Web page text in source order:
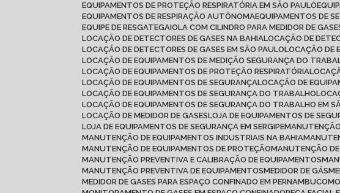
EQUIPAMENTOS DE PROTEÇÃO RESPIRATÓRIA EM SÃO PAULO
EQUIPAMENTOS DE RESPIRAÇÃO AUTÔNOMA EQUIPAMENTOS DE
EQUIPE DE RESGATE
GAIOLA COM CILINDRO PARA MEDIDOR DE
LOCAÇÃO DE DETECTORES DE GASES NA BAHIA LOCAÇÃO DE
LOCAÇÃO DE DETECTORES DE GASES EM SÃO PAULO LOCAÇÃO DE
LOCAÇÃO DE EQUIPAMENTOS DE MEDIÇÃO SEGURANÇA DO
LOCAÇÃO DE EQUIPAMENTOS DE PROTEÇÃO RESPIRATÓRIA
LOCAÇÃO DE EQUIPAMENTOS DE SEGURANÇA LOCAÇÃO DE
LOCAÇÃO DE EQUIPAMENTOS DE SEGURANÇA DO TRABALHO
LOCAÇÃO DE EQUIPAMENTOS DE SEGURANÇA DO TRABALHO EM
LOCAÇÃO DE MEDIDOR DE GASES LOJA DE EQUIPAMENTOS DE
LOJA DE EQUIPAMENTOS DE SEGURANÇA EM SERGIPE
MANUTENÇÃO DE EQUIPAMENTOS INDUSTRIAIS NA BAHIA
MANUTENÇÃO DE EQUIPAMENTOS DE PROTEÇÃO
MANUTENÇÃO
MANUTENÇÃO PREVENTIVA E CALIBRAÇÃO DE EQUIPAMENTOS
MANUTENÇÃO PREVENTIVA DE EQUIPAMENTOS
MEDIDOR DE GÁS
MEDIDOR DE GASES PARA ESPAÇO CONFINADO EM PERNAMBUCO